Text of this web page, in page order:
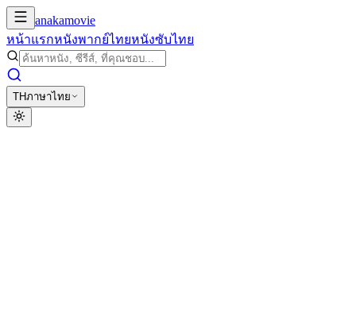
anakamovie
หน้าแรกหนังพากย์ไทยหนังซับไทย
THภาษาไทย